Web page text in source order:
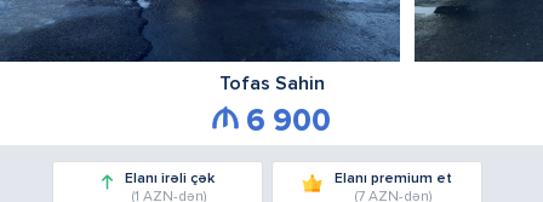
Tofas Sahin
6 900
Elanı irəli çək
(1 AZN-dən)
Elanı premium et
(7 AZN-dən)